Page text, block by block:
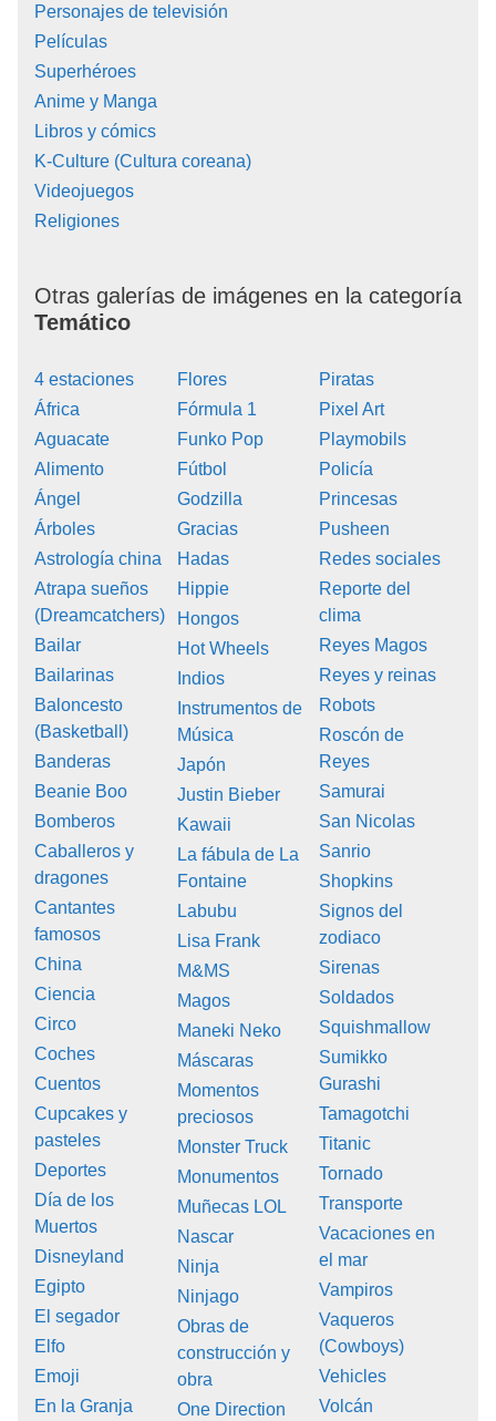
Personajes de televisión
Películas
Superhéroes
Anime y Manga
Libros y cómics
K-Culture (Cultura coreana)
Videojuegos
Religiones
Otras galerías de imágenes en la categoría
Temático
4 estaciones
África
Aguacate
Alimento
Ángel
Árboles
Astrología china
Atrapa sueños
(Dreamcatchers)
Bailar
Bailarinas
Baloncesto
(Basketball)
Banderas
Beanie Boo
Bomberos
Caballeros y
dragones
Cantantes
famosos
China
Ciencia
Circo
Coches
Cuentos
Cupcakes y
pasteles
Deportes
Día de los
Muertos
Disneyland
Egipto
El segador
Elfo
Emoji
En la Granja
Flores
Fórmula 1
Funko Pop
Fútbol
Godzilla
Gracias
Hadas
Hippie
Hongos
Hot Wheels
Indios
Instrumentos de
Música
Japón
Justin Bieber
Kawaii
La fábula de La
Fontaine
Labubu
Lisa Frank
M&MS
Magos
Maneki Neko
Máscaras
Momentos
preciosos
Monster Truck
Monumentos
Muñecas LOL
Nascar
Ninja
Ninjago
Obras de
construcción y
obra
One Direction
Piratas
Pixel Art
Playmobils
Policía
Princesas
Pusheen
Redes sociales
Reporte del
clima
Reyes Magos
Reyes y reinas
Robots
Roscón de
Reyes
Samurai
San Nicolas
Sanrio
Shopkins
Signos del
zodiaco
Sirenas
Soldados
Squishmallow
Sumikko
Gurashi
Tamagotchi
Titanic
Tornado
Transporte
Vacaciones en
el mar
Vampiros
Vaqueros
(Cowboys)
Vehicles
Volcán